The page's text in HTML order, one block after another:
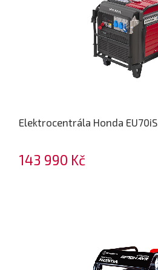
Elektrocentrála Honda EU70iS
143 990 Kč